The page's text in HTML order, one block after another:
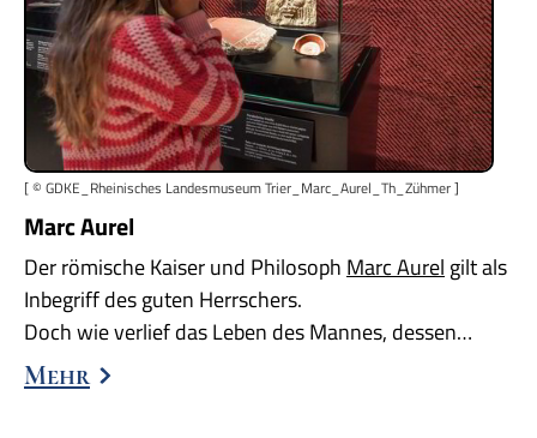
[ © GDKE_Rheinisches Landesmuseum Trier_Marc_Aurel_Th_Zühmer ]
Marc Aurel
Der römische Kaiser und Philosoph Marc Aurel gilt als
Inbegriff des guten Herrschers.
Doch wie verlief das Leben des Mannes, dessen…
Mehr